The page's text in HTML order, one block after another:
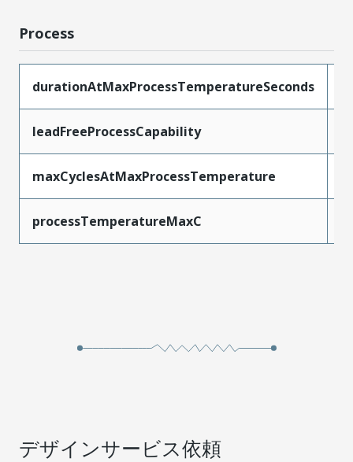
Process
durationAtMaxProcessTemperatureSeconds
leadFreeProcessCapability
maxCyclesAtMaxProcessTemperature
processTemperatureMaxC
デザインサービス依頼